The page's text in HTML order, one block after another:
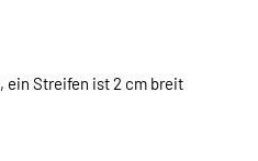
Streifen ist 2 cm breit